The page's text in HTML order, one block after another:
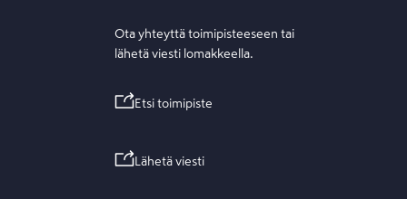
Ota yhteyttä toimipisteeseen tai
lähetä viesti lomakkeella.
Etsi toimipiste
Lähetä viesti